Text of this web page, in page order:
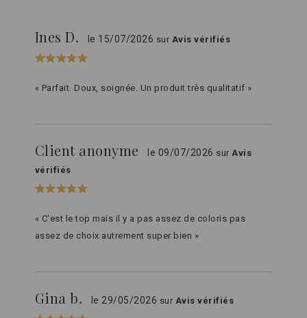
Ines D. le 15/07/2026 sur Avis vérifiés
« Parfait. Doux, soignée. Un produit très qualitatif »
Client anonyme le 09/07/2026 surAvis
vérifiés
« C'est le top mais il y a pas assez de coloris pas
assez de choix autrement super bien »
Gina b. le 29/05/2026 sur Avis vérifiés